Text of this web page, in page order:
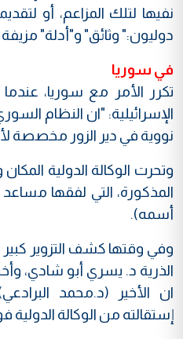
نفيها لتلك المزاعم، أو
دوليون:" وثائق" و"أدلة" مزيفة
في سوريا
تكرر الأمر مع سوريا،
الإسرائيلية: "ان النظام
نووية في دير الزور مخصصة
وتحرت الوكالة الدولية
المذكورة، التي لفقها مساعد
أسمه).
وفي وقتها كشف التزوير كبير
الذرية د. يسري أبو شادي،
ان الأخير (د.محمد
إستقالته من الوكالة الدولية